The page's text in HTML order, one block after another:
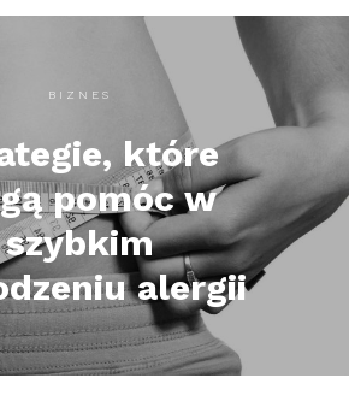
BIZNES
które
pomóc w
szybkim
alergii